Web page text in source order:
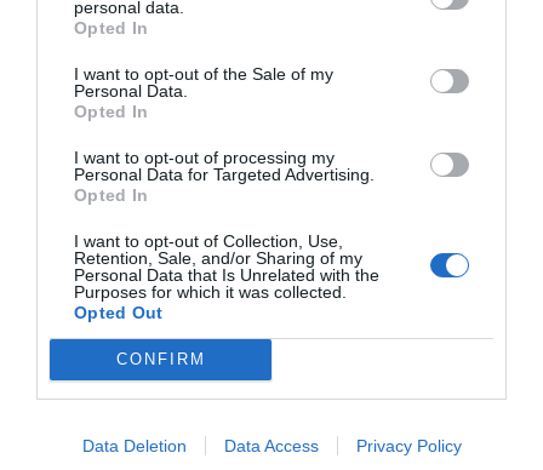
personal data.
Opted In
I want to opt-out of the Sale of my
Personal Data.
Opted In
I want to opt-out of processing my
Personal Data for Targeted Advertising.
Opted In
I want to opt-out of Collection, Use,
Retention, Sale, and/or Sharing of my
Personal Data that Is Unrelated with the
Purposes for which it was collected.
Opted Out
CONFIRM
Data Deletion Data Access Privacy Policy